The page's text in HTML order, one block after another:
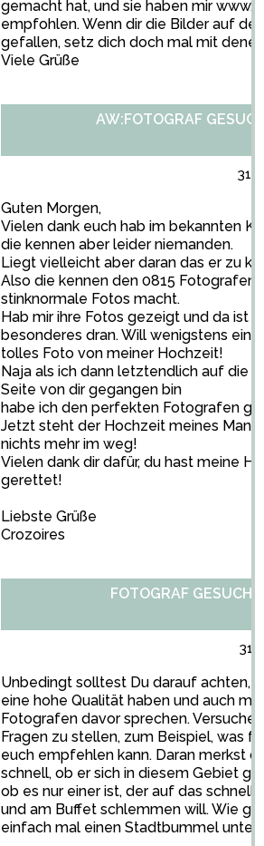
gemacht hat, und sie haben mir
empfohlen. Wenn dir die Bilder auf
gefallen, setz dich doch mal mit denen
Viele Grüße
AW:FOTOGRAF
31/
Guten Morgen,
Vielen dank euch hab im bekannten
die kennen aber leider niemanden.
Liegt vielleicht aber daran das er zu
Also die kennen den 0815 Fotografen
stinknormale Fotos macht.
Hab mir ihre Fotos gezeigt und da ist
besonderes dran. Will wenigstens ein
tolles Foto von meiner Hochzeit!
Naja als ich dann letztendlich auf die
Seite von dir gegangen bin
habe ich den perfekten Fotografen
Jetzt steht der Hochzeit meines
nichts mehr im weg!
Vielen dank dir dafür, du hast meine
gerettet!
Liebste Grüße
Crozoires
FOTOGRAF GESUCHT
31/
Unbedingt solltest Du darauf achten,
eine hohe Qualität haben und auch
Fotografen davor sprechen. Versuche
Fragen zu stellen, zum Beispiel, was
euch empfehlen kann. Daran merkst
schnell, ob er sich in diesem Gebiet
ob es nur einer ist, der auf das
und am Buffet schlemmen will. Wie
einfach mal einen Stadtbummel